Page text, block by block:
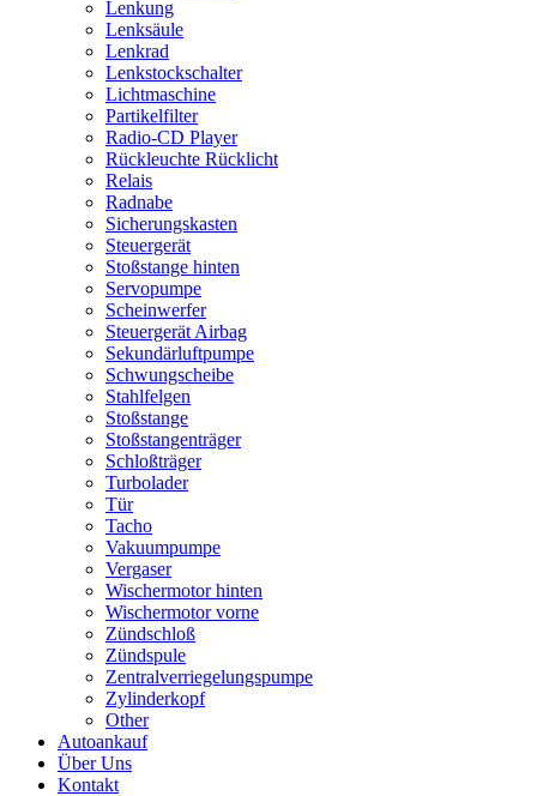
Lenkung
Lenksäule
Lenkrad
Lenkstockschalter
Lichtmaschine
Partikelfilter
Radio-CD Player
Rückleuchte Rücklicht
Relais
Radnabe
Sicherungskasten
Steuergerät
Stoßstange hinten
Servopumpe
Scheinwerfer
Steuergerät Airbag
Sekundärluftpumpe
Schwungscheibe
Stahlfelgen
Stoßstange
Stoßstangenträger
Schloßträger
Turbolader
Tür
Tacho
Vakuumpumpe
Vergaser
Wischermotor hinten
Wischermotor vorne
Zündschloß
Zündspule
Zentralverriegelungspumpe
Zylinderkopf
Other
Autoankauf
Über Uns
Kontakt